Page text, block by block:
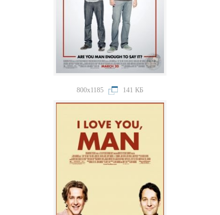
800x1185 141 КБ